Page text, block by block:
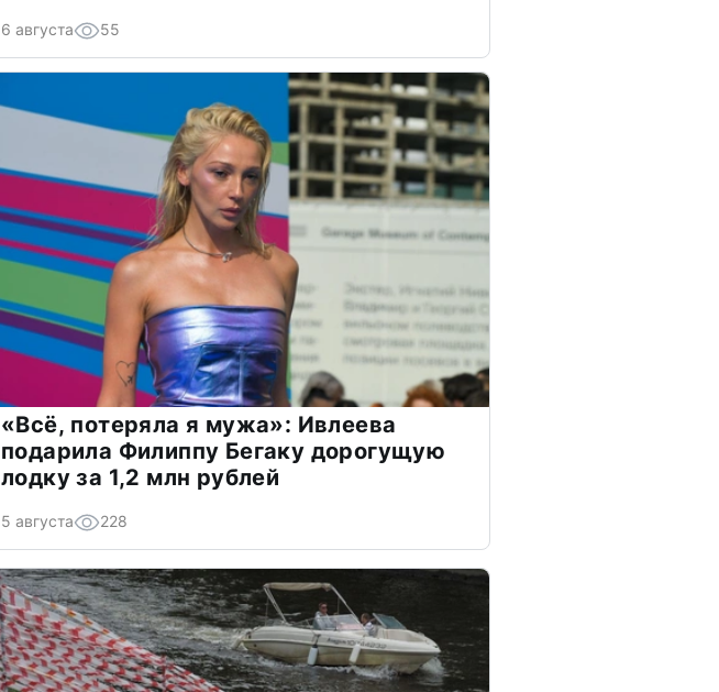
6 августа 55
«Всё, потеряла я мужа»: Ивлеева
подарила Филиппу Бегаку дорогущую
лодку за 1,2 млн рублей
5 августа 228